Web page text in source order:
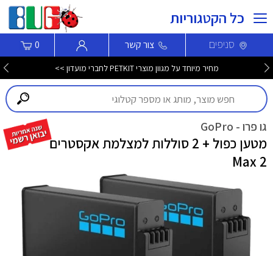
כל הקטגוריות
סניפים צור קשר 0
מחיר מיוחד על מגוון מוצרי PETKIT לחברי מועדון >>
גו פרו - GoPro
מטען כפול + 2 סוללות למצלמת אקסטרים
Max 2